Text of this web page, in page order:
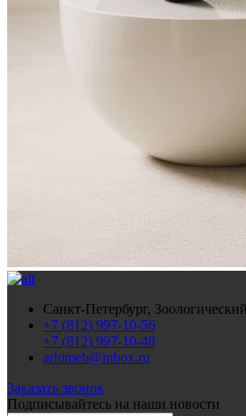
Санкт-Петербург,
+7 (812) 997-10-56
+7 (812) 997-10-48
arhimeb@inbox.ru
Заказать звонок
Подписывайтесь на наши новости